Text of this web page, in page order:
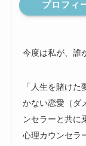
プロフィ
今度は私が、誰
「人生を賭け
かない恋愛（ダ
ンセラーと共に
心理カウンセラ